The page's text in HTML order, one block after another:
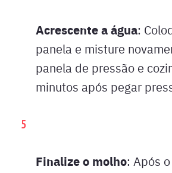
Acrescente a água:
panela e misture
panela de pressão e
minutos após pegar
Finalize o molho: Após